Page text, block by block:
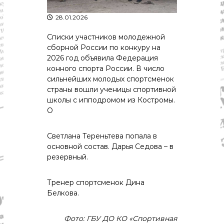
р
а
д
а
"
т
р
м
ы
и
К
о
о
м
с
й
а
28.01.2026
Списки участников молодежной
сборной России по конкуру на
2026 год объявила Федерация
конного спорта России. В число
сильнейших молодых спортсменок
страны вошли ученицы спортивной
школы с ипподромом из Костромы.
О
Светлана Тереньтева попала в
основной состав. Дарья Седова – в
резервный.
Тренер спортсменок Дина
Белкова.
Фото: ГБУ ДО КО «Спортивная